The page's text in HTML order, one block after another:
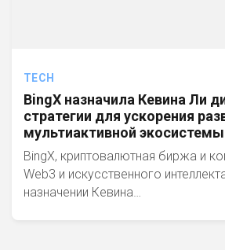
TECH
BingX назначила Кевина Ли
стратегии для ускорения
мультиактивной экосистемы
BingX, криптовалютная биржа и
Web3 и искусственного
назначении Кевина…